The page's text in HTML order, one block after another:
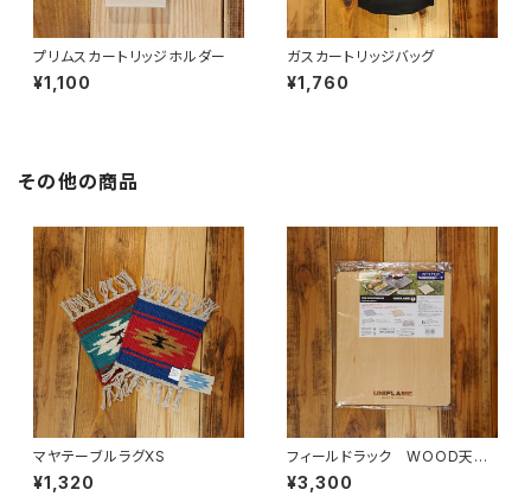
プリムスカートリッジホルダー
¥1,100
ガスカートリッジバッグ
¥1,760
その他の商品
マヤテーブルラグXS
¥1,320
フィールドラック WOOD天
板 ハーフ
¥3,300